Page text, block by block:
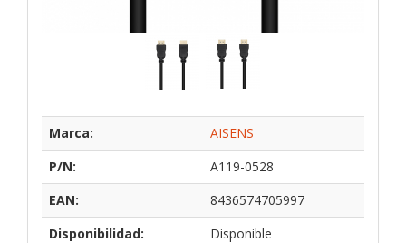
Marca:
AISENS
P/N:
A119-0528
EAN:
8436574705997
Disponibilidad:
Disponible